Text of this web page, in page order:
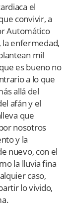
×
el
convivir, a
Automático
la enfermedad,
mil
es bueno no
a lo que
allá del
afán y el
que
nosotros
y la
nuevo, con el
la lluvia fina
caso,
lo vivido,